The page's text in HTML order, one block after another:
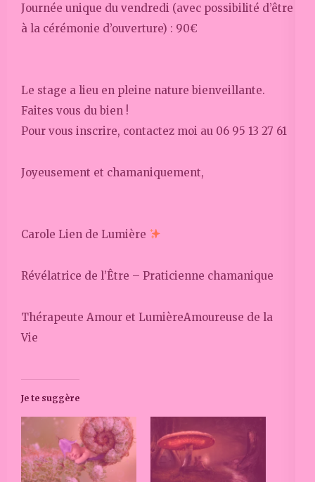
Journée unique du vendredi (avec possibilité d’être
à la cérémonie d’ouverture) : 90€
Le stage a lieu en pleine nature bienveillante.
Faites vous du bien !
Pour vous inscrire, contactez moi au 06 95 13 27 61
Joyeusement et chamaniquement,
Carole Lien de Lumière
Révélatrice de l’Être – Praticienne chamanique
Thérapeute Amour et LumièreAmoureuse de la
Vie
Je te suggère